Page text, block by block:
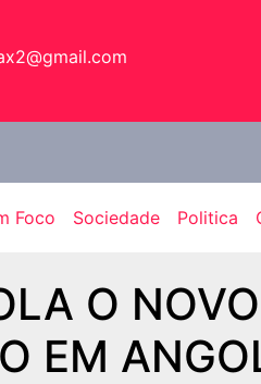
Foco Sociedade Politica
O
EM